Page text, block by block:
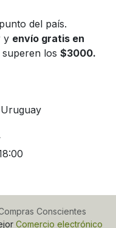
del país.
y envío gratis en
los $3000.
Conscientes
Comercio electrónico